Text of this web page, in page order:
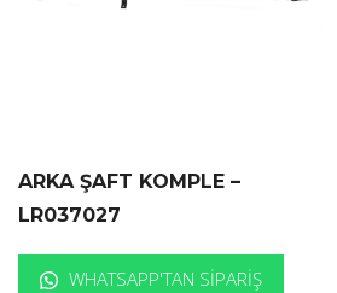
ARKA ŞAFT KOMPLE –
LR037027
WHATSAPP'TAN SIPARIŞ